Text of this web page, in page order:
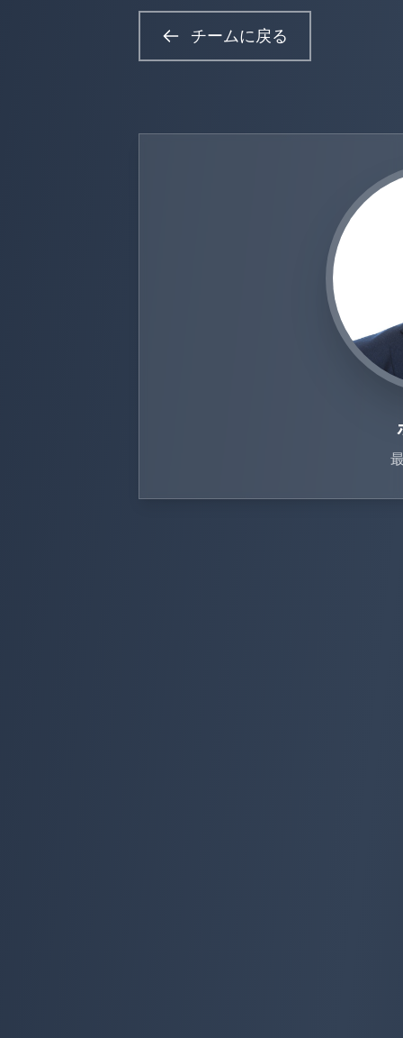
チームに戻る